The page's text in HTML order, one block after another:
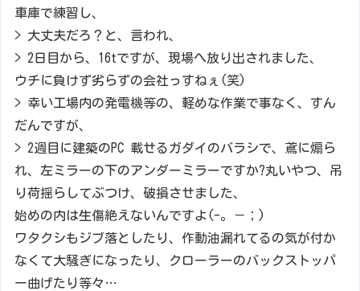
車庫で練習し、
> 大丈夫だろ？と、言われ、
> 2日目から、16tですが、現場へ放り出されました、
ウチに負けず劣らずの会社っすねぇ(笑)
> 幸い工場内の発電機等の、軽めな作業で事なく、すん
だんですが、
> 2週目に建築のPC 載せるガダイのバラシで、鳶に煽ら
れ、左ミラーの下のアンダーミラーですか?丸いやつ、吊
り荷揺らしてぶつけ、破損させました、
始めの内は生傷絶えないんですよ(-。－；)
ワタクシもジブ落としたり、作動油漏れてるの気が付か
なくて大騒ぎになったり、クローラーのバックストッパ
ー曲げたり等々…